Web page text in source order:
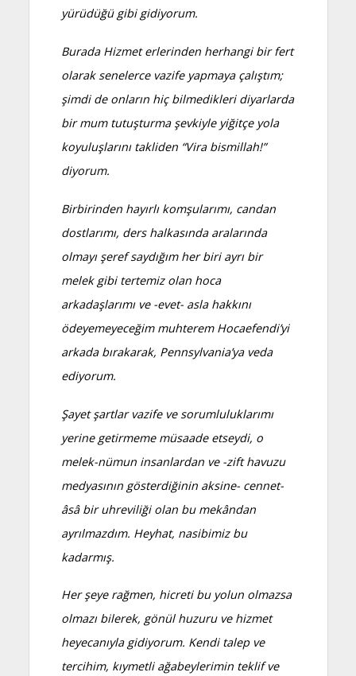
yürüdüğü gibi gidiyorum.
Burada Hizmet erlerinden herhangi bir fert
olarak senelerce vazife yapmaya çalıştım;
şimdi de onların hiç bilmedikleri diyarlarda
bir mum tutuşturma şevkiyle yiğitçe yola
koyuluşlarını takliden “Vira bismillah!”
diyorum.
Birbirinden hayırlı komşularımı, candan
dostlarımı, ders halkasında aralarında
olmayı şeref saydığım her biri ayrı bir
melek gibi tertemiz olan hoca
arkadaşlarımı ve -evet- asla hakkını
ödeyemeyeceğim muhterem Hocaefendi’yi
arkada bırakarak, Pennsylvania’ya veda
ediyorum.
Şayet şartlar vazife ve sorumluluklarımı
yerine getirmeme müsaade etseydi, o
melek-nümun insanlardan ve -zift havuzu
medyasının gösterdiğinin aksine- cennet-
âsâ bir uhreviliği olan bu mekândan
ayrılmazdım. Heyhat, nasibimiz bu
kadarmış.
Her şeye rağmen, hicreti bu yolun olmazsa
olmazı bilerek, gönül huzuru ve hizmet
heyecanıyla gidiyorum. Kendi talep ve
tercihim, kıymetli ağabeylerimin teklif ve